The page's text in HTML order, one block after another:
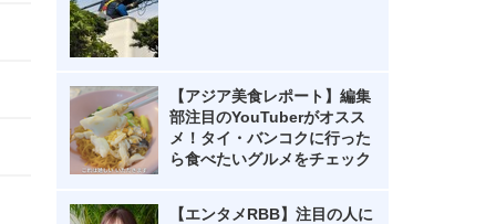
【アジア美食レポート】編集
部注目のYouTuberがオスス
メ！タイ・バンコクに行った
ら食べたいグルメをチェック
【エンタメRBB】注目の人に